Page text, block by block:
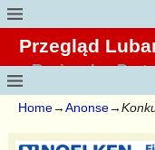
Przegląd
Regionalny
Home→Anonse→